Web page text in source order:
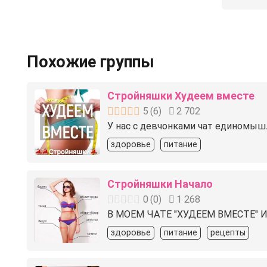
Похожие группы
Стройняшки Худеем вместе
5 (6)
2 702
У нас с девчонками чат
здоровье питание
Стройняшки Начало
0 (0)
1 268
В МОЕМ ЧАТЕ "ХУДЕЕМ ВМЕСТЕ"
здоровье питание рецепты